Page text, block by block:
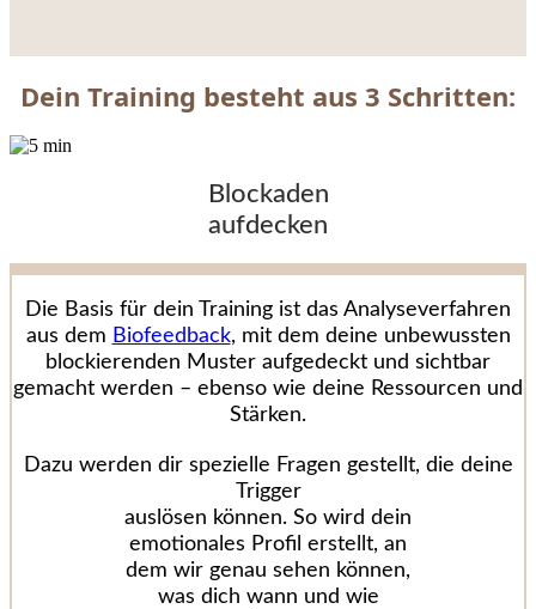
Dein Training besteht aus 3 Schritten:
Blockaden
aufdecken
Die Basis für dein Training ist das Analyseverfahren
aus dem Biofeedback, mit dem deine unbewussten
blockierenden Muster aufgedeckt und sichtbar
gemacht werden – ebenso wie deine Ressourcen und
Stärken.
Dazu werden dir spezielle Fragen gestellt, die deine
Trigger
auslösen können. So wird dein
emotionales Profil erstellt, an
dem wir genau sehen können,
was dich wann und wie